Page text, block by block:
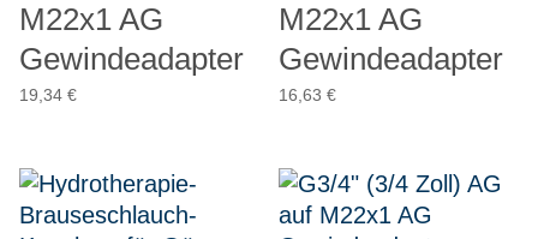
M22x1 AG
Gewindeadapter
19,34 €
M22x1 AG
Gewindeadapter
16,63€